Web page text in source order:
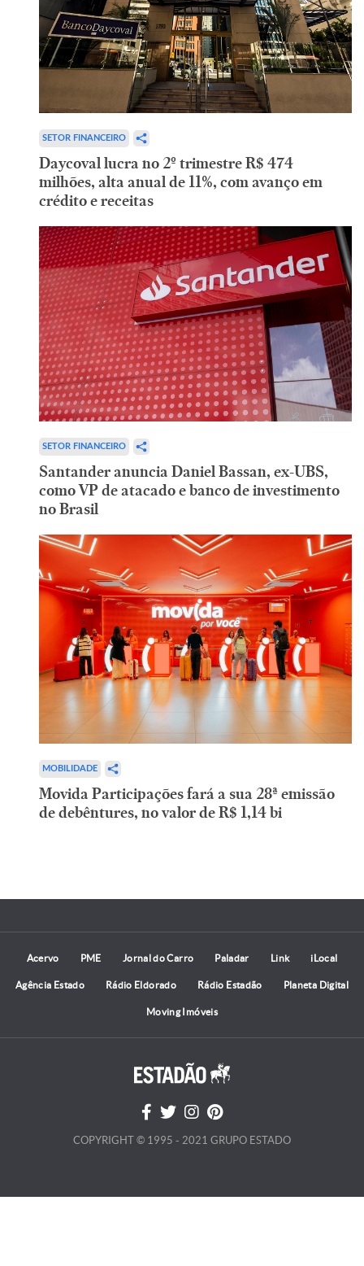
SETOR FINANCEIRO
Daycoval lucra no 2º trimestre R$ 474
milhões, alta anual de 11%, com avanço em
crédito e receitas
SETOR FINANCEIRO
Santander anuncia Daniel Bassan, ex-UBS,
como VP de atacado e banco de investimento
no Brasil
MOBILIDADE
Movida Participações fará a sua 28ª emissão
de debêntures, no valor de R$ 1,14 bi
Acervo PME Jornal do Carro Paladar Link iLocal
Agência Estado Rádio Eldorado Rádio Estadão Planeta Digital
Moving Imóveis
COPYRIGHT © 1995 - 2021 GRUPO ESTADO